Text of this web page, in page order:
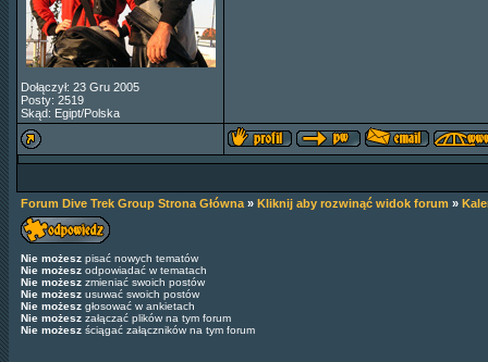
Dołączył: 23 Gru 2005
Posty: 2519
Skąd: Egipt/Polska
Forum Dive Trek Group Strona Główna » Kliknij aby rozwinąć widok forum »
Nie możesz pisać nowych tematów
Nie możesz odpowiadać w tematach
Nie możesz zmieniać swoich postów
Nie możesz usuwać swoich postów
Nie możesz głosować w ankietach
Nie możesz załączać plików na tym forum
Nie możesz ściągać załączników na tym forum